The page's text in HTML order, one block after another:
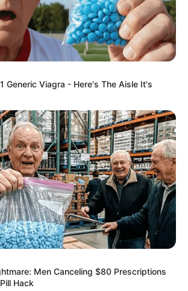
Generic Viagra - Here's The Aisle It's
Men Canceling $80 Prescriptions
Hack